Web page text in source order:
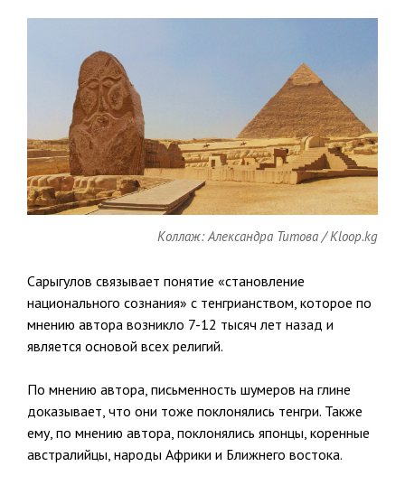
Коллаж: Александра Титова / Kloop.kg
Сарыгулов связывает понятие «становление
национального сознания» с тенгрианством, которое по
мнению автора возникло 7-12 тысяч лет назад и
является основой всех религий.
По мнению автора, письменность шумеров на глине
доказывает, что они тоже поклонялись тенгри. Также
ему, по мнению автора, поклонялись японцы, коренные
австралийцы, народы Африки и Ближнего востока.